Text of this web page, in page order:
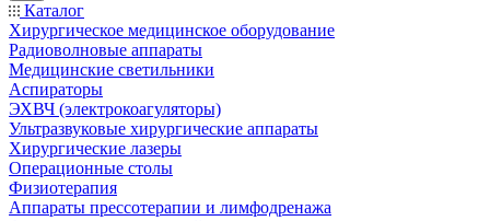
Каталог
Хирургическое медицинское оборудование
Радиоволновые аппараты
Медицинские светильники
Аспираторы
ЭХВЧ (электрокоагуляторы)
Ультразвуковые хирургические аппараты
Хирургические лазеры
Операционные столы
Физиотерапия
Аппараты прессотерапии и лимфодренажа